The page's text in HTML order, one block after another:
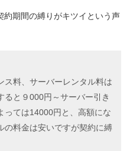
約期間の縛りがキツイという声
ス料、サーバーレンタル料は
ると９000円～サーバー引き
っては14000円と、高額にな
の料金は安いですが契約に縛